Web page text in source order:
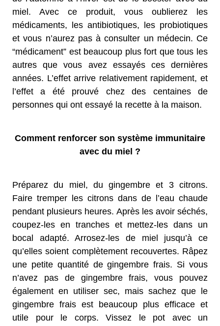
miel. Avec ce produit, vous oublierez les
médicaments, les antibiotiques, les probiotiques
et vous n’aurez pas à consulter un médecin. Ce
“médicament” est beaucoup plus fort que tous les
autres que vous avez essayés ces dernières
années. L’effet arrive relativement rapidement, et
l’effet a été prouvé chez des centaines de
personnes qui ont essayé la recette à la maison.
Comment renforcer son système immunitaire
avec du miel ?
Préparez du miel, du gingembre et 3 citrons.
Faire tremper les citrons dans de l’eau chaude
pendant plusieurs heures. Après les avoir séchés,
coupez-les en tranches et mettez-les dans un
bocal adapté. Arrosez-les de miel jusqu’à ce
qu’elles soient complètement recouvertes. Râpez
une petite quantité de gingembre frais. Si vous
n’avez pas de gingembre frais, vous pouvez
également en utiliser sec, mais sachez que le
gingembre frais est beaucoup plus efficace et
utile pour le corps. Vissez le pot avec un